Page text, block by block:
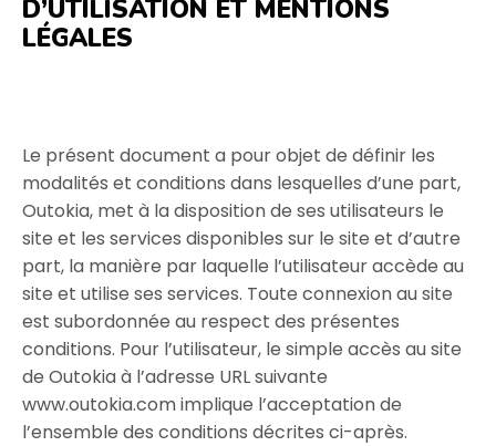
D’UTILISATION ET MENTIONS
LÉGALES
Le présent document a pour objet de définir les
modalités et conditions dans lesquelles d’une part,
Outokia, met à la disposition de ses utilisateurs le
site et les services disponibles sur le site et d’autre
part, la manière par laquelle l’utilisateur accède au
site et utilise ses services. Toute connexion au site
est subordonnée au respect des présentes
conditions. Pour l’utilisateur, le simple accès au site
de Outokia à l’adresse URL suivante
www.outokia.com implique l’acceptation de
l’ensemble des conditions décrites ci-après.